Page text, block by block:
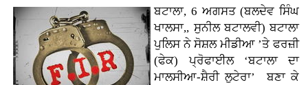
ਬਟਾਲਾ, 6 ਅਗਸਤ (ਬਲਦੇਵ ਸਿੰਘ
ਖਾਲਸਾ,, ਸੁਨੀਲ ਬਟਾਲਵੀ) ਬਟਾਲਾ
ਪੁਲਿਸ ਨੇ ਸੋਸ਼ਲ ਮੀਡੀਆ ’ਤੇ ਫਰਜ਼ੀ
(ਫੇਕ) ਪ੍ਰੋਫਾਈਲ ‘ਬਟਾਲਾ ਦਾ
ਮਾਲਸੀਆ-ਸ਼ੈਰੀ ਲੁਟੇਰਾ’ ਬਣਾ ਕੇ